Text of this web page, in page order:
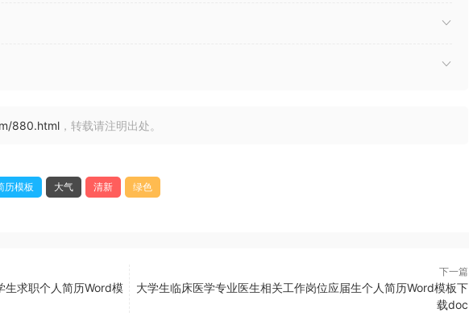
880.html ，转载请注明出处。
历模板 大气 清新 绿色
生求职个人简历Word模
下一篇
大学生临床医学专业医生相关工作岗位应届生个人简历Word模板下
载doc